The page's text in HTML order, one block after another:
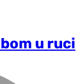
u ruci